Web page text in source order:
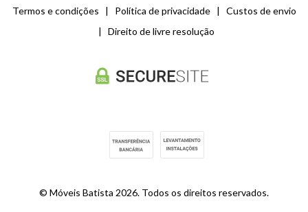
Termos e condições | Política de privacidade| Custos de envio
| Direito de livre resolução
© Móveis Batista 2026. Todos os direitos reservados.